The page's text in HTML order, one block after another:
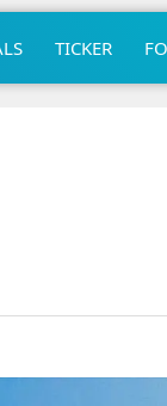
TICKER